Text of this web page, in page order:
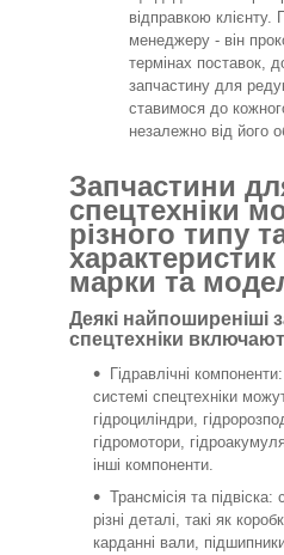
відправкою клієнту.
менеджеру - він
термінах поставок,
запчастину для
ставимося до
незалежно від його
Запчастини
спецтехніки
різного типу
марки та
Деякі найпоширеніші
спецтехніки
Гідравлічні
системі спецтехніки
гідроциліндри,
гідромотори,
інші компоненти.
Трансмісія та
різні деталі, такі як
карданні вали,